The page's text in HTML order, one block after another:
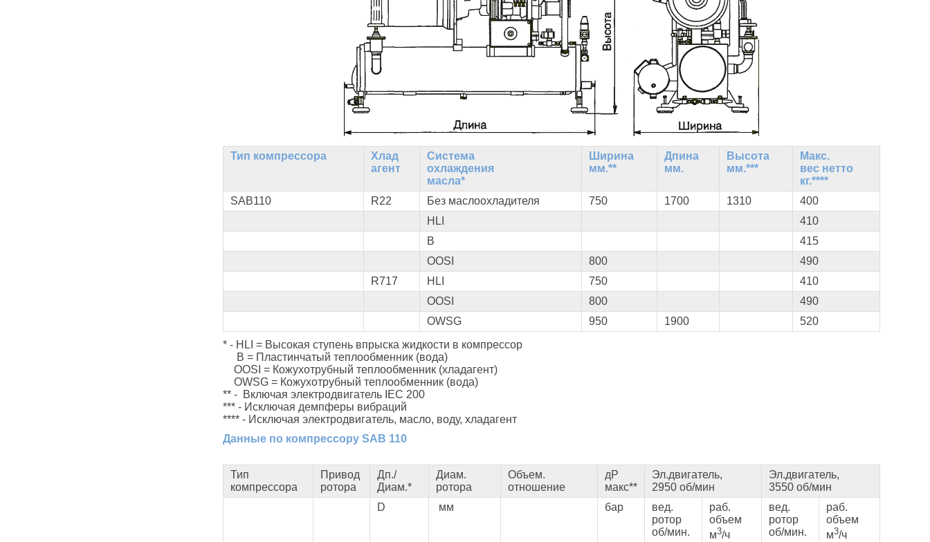
Тип компрессора
Хлад
агент
Система
охлаждения
масла*
Ширина
мм.**
Дпина
мм.
Высота
мм.***
Макс.
вес нетто
кг.****
SAB110
R22 Без маслоохладителя 750 1700 1310
400
HLI
410
В
415
OOSI
800
490
R717
HLI 750
410
OOSI
800
490
OWSG
950 1900
520
* - HLI = Высокая ступень впрыска жидкости в компрессор
В = Пластинчатый теплообменник (вода)
OOSI = Кожухотрубный теплообменник (хладагент)
OWSG = Кожухотрубный теплообменник (вода)
** - Включая электродвигатель IEC 200
*** - Исключая демпферы вибраций
**** - Исключая электродвигатель, масло, воду, хладагент
Данные по компрессору SAB 110
Тип
компрессора
Привод
ротора
Дп./
Диам.*
Диам.
ротора
Объем.
отношение
дP
макс**
Эл.двигатель,
2950 об/мин
Эл.двигатель,
3550 об/мин
D
мм бар
вед.
ротор
об/мин.
раб.
объем
м3/ч
вед.
ротор
об/мин.
раб.
объем
м3/ч